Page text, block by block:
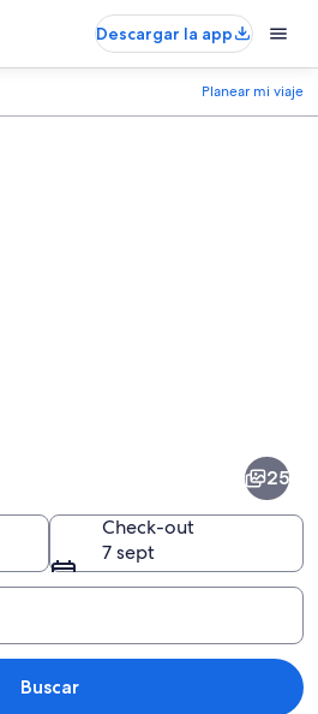
Descargar la app
Planear mi viaje
Un pueblo costero con edificios
25
Check-out
7 sept
Buscar